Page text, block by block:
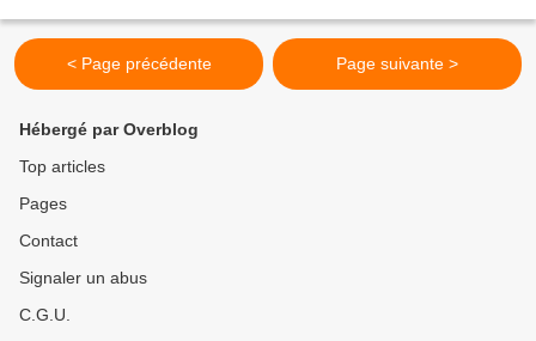
< Page précédente Page suivante >
Hébergé par Overblog
Top articles
Pages
Contact
Signaler un abus
C.G.U.